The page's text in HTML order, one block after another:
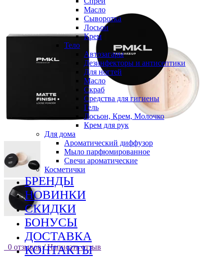
Масло
Сыворотка
Лосьон
Крем
Тело
Автозагары
Дезинфекторы и антисептики
Для ногтей
Масло
Скраб
Средства для гигиены
Гель
Лосьон, Крем, Молочко
Крем для рук
Для дома
Ароматический диффузор
Мыло парфюмированное
Свечи ароматические
Косметички
БРЕНДЫ
НОВИНКИ
СКИДКИ
БОНУСЫ
ДОСТАВКА
КОНТАКТЫ
0 отзывов / Написать отзыв